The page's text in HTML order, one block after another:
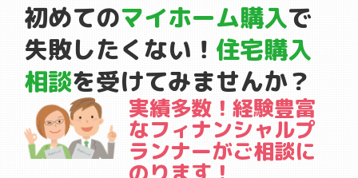
初めてのマイホーム購入で
失敗したくない！ 住宅購入
相談を受けてみませんか？
実績多数！経験豊富
なフィナンシャルプ
ランナーがご相談に